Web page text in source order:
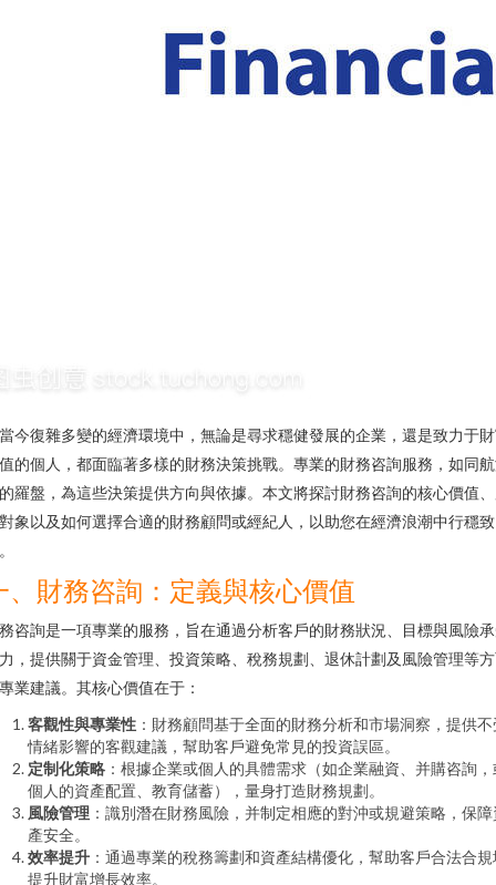
今復雜多變的經濟環境中，無論是尋求穩健發展的企業，還是致力于
的個人，都面臨著多樣的財務決策挑戰。專業的財務咨詢服務，如同
羅盤，為這些決策提供方向與依據。本文將探討財務咨詢的核心價值
象以及如何選擇合適的財務顧問或經紀人，以助您在經濟浪潮中行穩致
、財務咨詢：定義與核心價值
咨詢是一項專業的服務，旨在通過分析客戶的財務狀況、目標與風險
，提供關于資金管理、投資策略、稅務規劃、退休計劃及風險管理等
業建議。其核心價值在于：
客觀性與專業性 ：財務顧問基于全面的財務分析和市場洞察，提供不
情緒影響的客觀建議，幫助客戶避免常見的投資誤區。
定制化策略 ：根據企業或個人的具體需求（如企業融資、并購咨詢，
個人的資產配置、教育儲蓄），量身打造財務規劃。
風險管理 ：識別潛在財務風險，并制定相應的對沖或規避策略，保障
產安全。
效率提升 ：通過專業的稅務籌劃和資產結構優化，幫助客戶合法合規
提升財富增長效率。